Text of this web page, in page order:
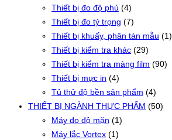
Thiết bị đo độ phủ (4)
Thiết bị đo tỷ trọng (7)
Thiết bị khuấy, phân tán mẫu (1)
Thiết bị kiểm tra khác (29)
Thiết bị kiểm tra màng film (90)
Thiết bị mực in (4)
Tủ thử độ bền sản phẩm (4)
THIẾT BỊ NGÀNH THỰC PHẨM (50)
Máy đo độ mặn (1)
Máy lắc Vortex (1)